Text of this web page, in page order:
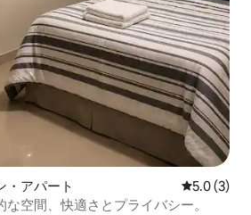
・アパート レビュー3
5.0 (3)
空間、快適さとプライバシー。